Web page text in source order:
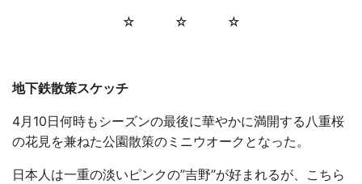
☆ ☆ ☆
地下鉄散策スケッチ
4月10日何時もシーズンの最後に華やかに満開する八重桜
の花見を兼ねた公園散策のミニウオークとなった。
日本人は一重の淡いピンクの”吉野”が好まれるが、こちら